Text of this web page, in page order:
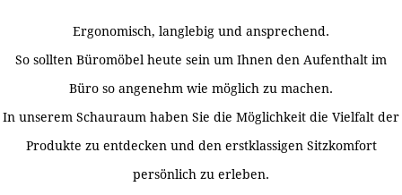
Ergonomisch, langlebig und ansprechend.
So sollten Büromöbel heute sein um Ihnen den Aufenthalt im
Büro so angenehm wie möglich zu machen.
In unserem Schauraum haben Sie die Möglichkeit die Vielfalt der
Produkte zu entdecken und den erstklassigen Sitzkomfort
persönlich zu erleben.